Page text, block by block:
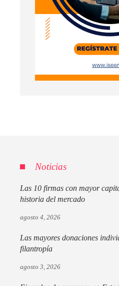
Noticias
Las 10 firmas con mayor
historia del mercado
agosto 4, 2026
Las mayores donaciones
filantropía
agosto 3, 2026